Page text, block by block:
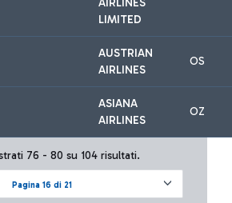
AIRLINES
LIMITED
AUSTRIAN
AIRLINES
OS
ASIANA
AIRLINES
OZ
Pagina 16 di 21
76 - 80 su 104 risultati.